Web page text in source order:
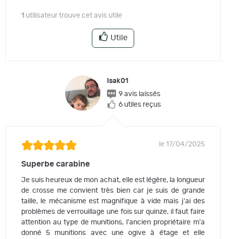
1 utilisateur trouve cet avis utile
Utile
Isak01
9 avis laissés
6 utiles reçus
le 17/04/2025
Superbe carabine
Je suis heureux de mon achat, elle est légère, la longueur
de crosse me convient très bien car je suis de grande
taille, le mécanisme est magnifique à vide mais j'ai des
problèmes de verrouillage une fois sur quinze, il faut faire
attention au type de munitions, l'ancien propriétaire m'a
donné 5 munitions avec une ogive à étage et elle